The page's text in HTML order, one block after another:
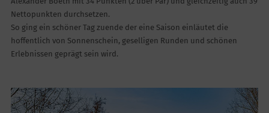
Nettopunkten durchsetzen.
So ging ein schöner Tag zuende der eine Saison einläutet die
hoffentlich von Sonnenschein, geselligen Runden und schönen
Erlebnissen geprägt sein wird.